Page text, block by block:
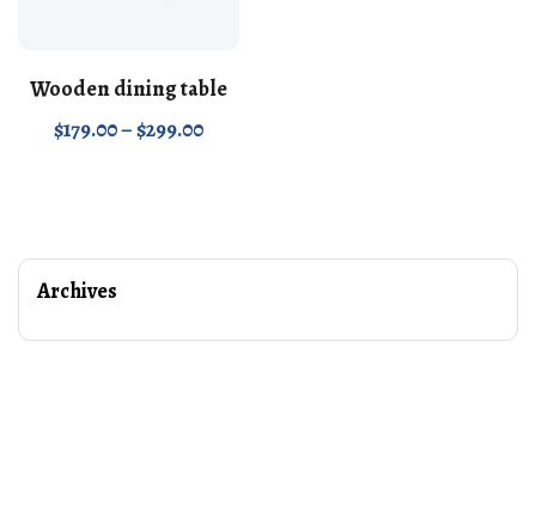
Wooden dining table
$179.00–$299.00
Archives